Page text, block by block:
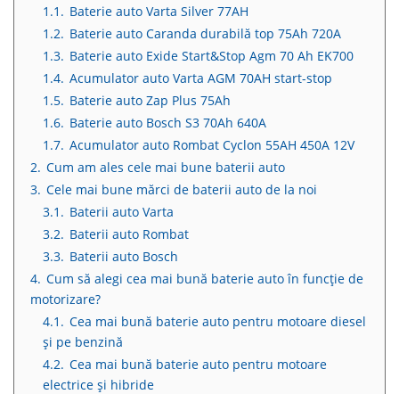
1.1. Baterie auto Varta Silver 77AH
1.2. Baterie auto Caranda durabilă top 75Ah 720A
1.3. Baterie auto Exide Start&Stop Agm 70 Ah EK700
1.4. Acumulator auto Varta AGM 70AH start-stop
1.5. Baterie auto Zap Plus 75Ah
1.6. Baterie auto Bosch S3 70Ah 640A
1.7. Acumulator auto Rombat Cyclon 55AH 450A 12V
2. Cum am ales cele mai bune baterii auto
3. Cele mai bune mărci de baterii auto de la noi
3.1. Baterii auto Varta
3.2. Baterii auto Rombat
3.3. Baterii auto Bosch
4. Cum să alegi cea mai bună baterie auto în funcție de
motorizare?
4.1. Cea mai bună baterie auto pentru motoare diesel
și pe benzină
4.2. Cea mai bună baterie auto pentru motoare
electrice și hibride